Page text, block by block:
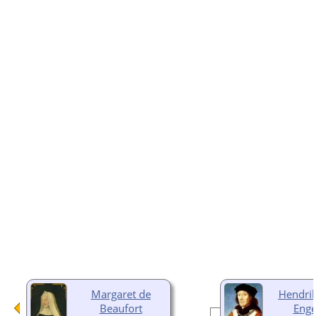
Margaret de
Beaufort